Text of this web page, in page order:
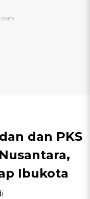
dan PKS
Ibukota